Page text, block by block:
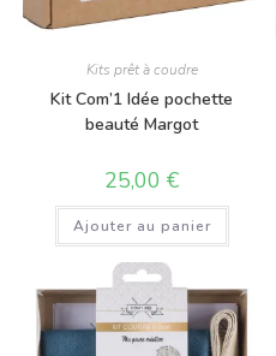
Kits prêt à coudre
Kit Com’1 Idée pochette
beauté Margot
25,00€
Ajouter au panier